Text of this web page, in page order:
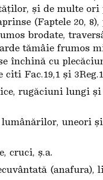
și de multe ori
(Faptele 20,
brodate,
tămâie frumos
închină cu
Fac.19,1 și
rugăciuni lungi și
uneori
cruci, ș.a.
(anafura),